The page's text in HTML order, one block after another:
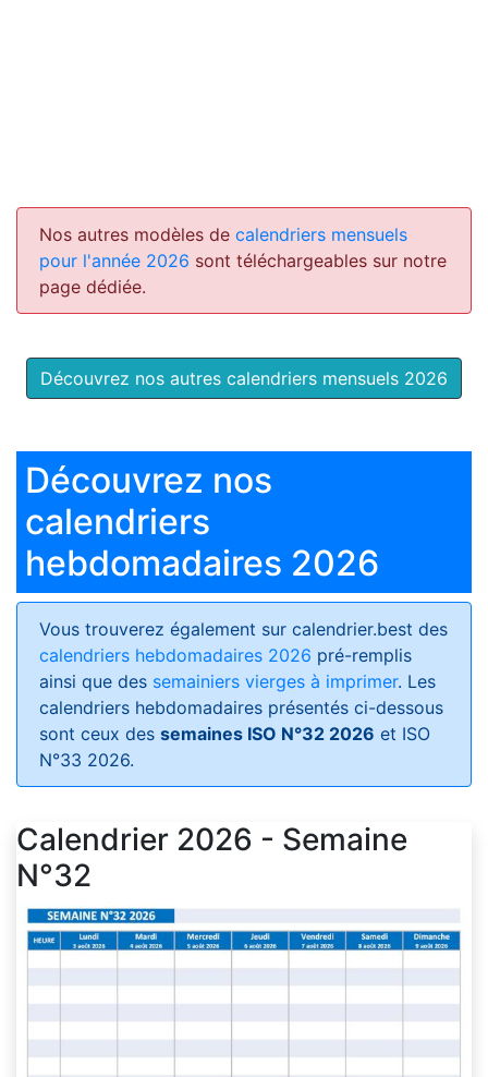
Nos autres modèles de calendriers mensuels
pour l'année 2026 sont téléchargeables sur notre
page dédiée.
Découvrez nos autres calendriers mensuels 2026
Découvrez nos
calendriers
hebdomadaires 2026
Vous trouverez également sur calendrier.best des
calendriers hebdomadaires 2026 pré-remplis
ainsi que des semainiers vierges à imprimer. Les
calendriers hebdomadaires présentés ci-dessous
sont ceux des semaines ISO N°32 2026 et ISO
N°33 2026.
Calendrier 2026 - Semaine
N°32